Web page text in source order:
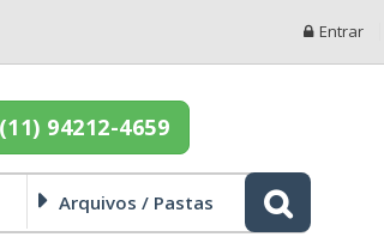
Entrar
94212-4659
Arquivos / Pastas